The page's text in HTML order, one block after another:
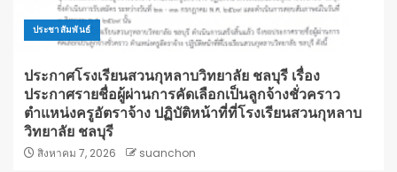
ประชาสัมพันธ์
ประกาศโรงเรียนสวนกุหลาบวิทยาลัย ชลบุรี เรื่อง
ประกาศรายชื่อผู้ผ่านการคัดเลือกเป็นลูกจ้างชั่วคราว
ตำแหน่งครูอัตราจ้าง ปฏิบัติหน้าที่ที่โรงเรียนสวนกุหลาบ
วิทยาลัย ชลบุรี
สิงหาคม 7, 2026 suanchon